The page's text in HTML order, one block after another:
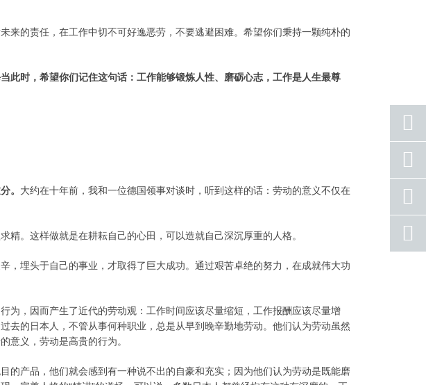
来的责任，在工作中切不可好逸恶劳，不要逃避困难。希望你们秉持一颗纯朴的
此时，希望你们记住这句话： 工作能够锻炼人性、磨砺心志，工作是人生最尊
。 大约在十年前，我和一位德国领事对谈时，听到这样的话： 劳动的意义不仅在
精。这样做就是在耕耘自己的心田，可以造就自己深沉厚重的人格。
，埋头于自己的事业，才取得了巨大成功。通过艰苦卓绝的努力，在成就伟大功
为，因而产生了近代的劳动观：工作时间应该尽量缩短，工作报酬应该尽量增
去的日本人，不管从事何种职业，总是从早到晚辛勤地劳动。他们认为劳动虽然
意义，劳动是高贵的行为。
的产品，他们就会感到有一种说不出的自豪和充实；因为他们认为劳动是既能磨
座机
号码
手机
号码
qq
联系